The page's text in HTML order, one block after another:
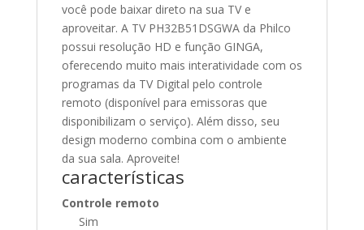
você pode baixar direto na sua TV e
aproveitar. A TV PH32B51DSGWA da Philco
possui resolução HD e função GINGA,
oferecendo muito mais interatividade com os
programas da TV Digital pelo controle
remoto (disponível para emissoras que
disponibilizam o serviço). Além disso, seu
design moderno combina com o ambiente
da sua sala. Aproveite!
características
Controle remoto
Sim